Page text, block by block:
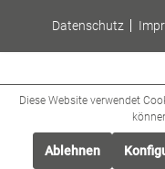
Datenschutz
Diese Website verwendet
Ablehnen